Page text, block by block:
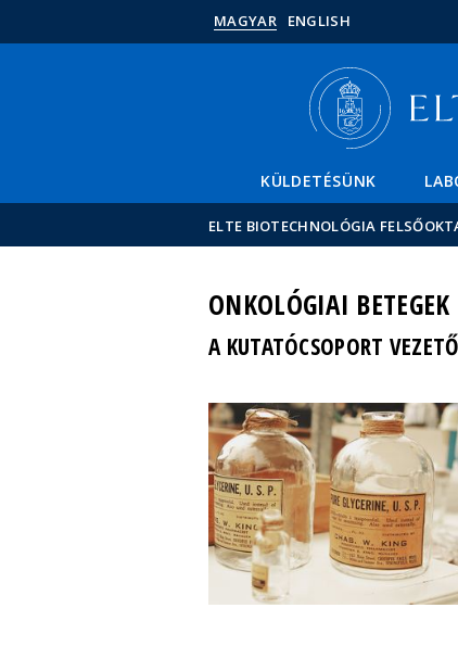
MAGYAR ENGLISH
KÜLDETÉSÜNK
ELTE BIOTECHNOLÓGIA
ONKOLÓGIAI BETEGEK
A KUTATÓCSOPORT